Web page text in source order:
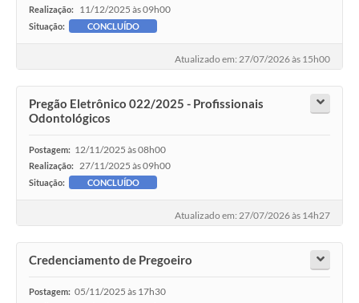
Realização: 11/12/2025 às 09h00
Situação: CONCLUÍDO
Atualizado em: 27/07/2026 às 15h00
Pregão Eletrônico 022/2025 - Profissionais
Odontológicos
Postagem: 12/11/2025 às 08h00
Realização: 27/11/2025 às 09h00
Situação: CONCLUÍDO
Atualizado em: 27/07/2026 às 14h27
Credenciamento de Pregoeiro
Postagem: 05/11/2025 às 17h30